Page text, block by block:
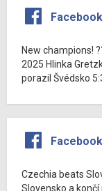
Facebook
New champions!
2025 Hlinka
porazil Švédsko
Facebook
Czechia beats
Slovensko a končí